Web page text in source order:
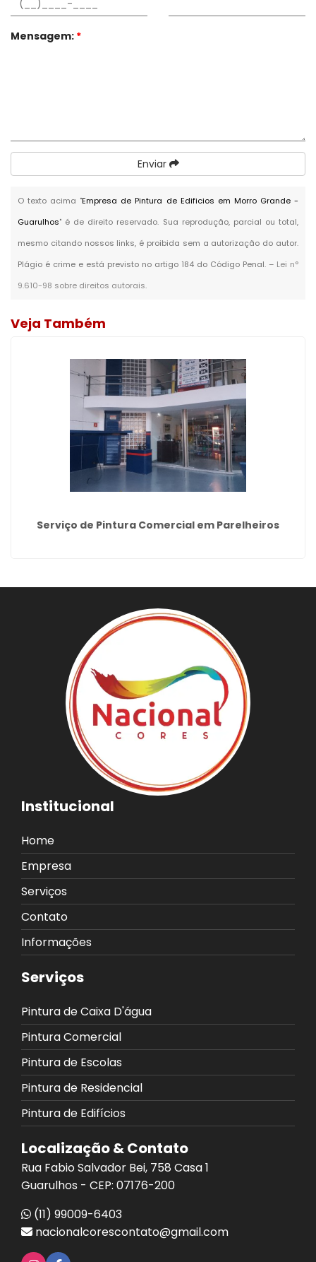
Mensagem: *
Enviar
O texto acima "Empresa de Pintura de Edificios em Morro Grande -
Guarulhos" é de direito reservado. Sua reprodução, parcial ou total,
mesmo citando nossos links, é proibida sem a autorização do autor.
Plágio é crime e está previsto no artigo 184 do Código Penal. – Lei n°
9.610-98 sobre direitos autorais.
Veja Também
Serviço de Pintura Comercial em Parelheiros
Institucional
Home
Empresa
Serviços
Contato
Informações
Serviços
Pintura de Caixa D'água
Pintura Comercial
Pintura de Escolas
Pintura de Residencial
Pintura de Edifícios
Localização & Contato
Rua Fabio Salvador Bei, 758 Casa 1
Guarulhos - CEP: 07176-200
(11) 99009-6403
nacionalcorescontato@gmail.com